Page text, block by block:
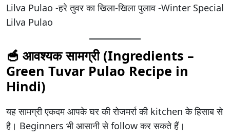
Lilva Pulao -हरे तुवर का खिला-खिला पुलाव -Winter Special
Lilva Pulao
🥣 आवश्यक सामग्री (Ingredients –
Green Tuvar Pulao Recipe in
Hindi)
यह सामग्री एकदम आपके घर की रोजमर्रा की kitchen के हिसाब से
है। Beginners भी आसानी से follow कर सकते हैं।